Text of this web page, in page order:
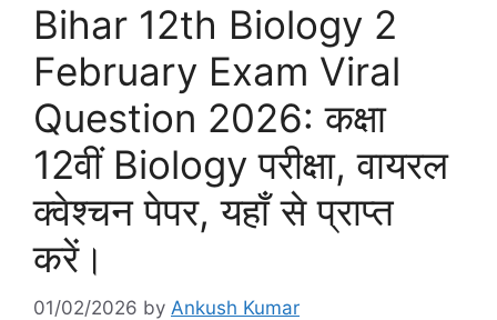
Bihar 12th Biology 2
February Exam Viral
Question 2026: कक्षा
12वीं Biology परीक्षा, वायरल
क्वेश्चन पेपर, यहाँ से प्राप्त
करें।
01/02/2026 by Ankush Kumar